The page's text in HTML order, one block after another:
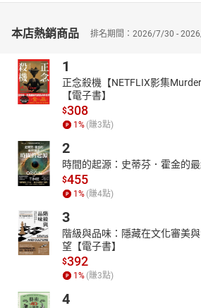
本店熱銷商品 排名期間：2026/7/30 -
1
正念殺機【NETFLIX影集
【電子書】
$308
1 % (賺3點)
2
時間的起源：史蒂芬．霍金的最
$455
1 % (賺4點)
3
階級與品味：隱藏在文化審美
望【電子書】
$392
1 % (賺3點)
4